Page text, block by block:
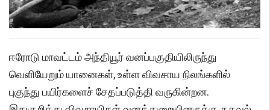
ஈரோடு மாவட்டம் அந்தியூர் வனப்பகுதியிலிருந்து
வெளியேறும் யானைகள், உள்ள விவசாய நிலங்களில்
புகுந்து பயிர்களைச் சேதப்படுத்தி வருகின்றன.